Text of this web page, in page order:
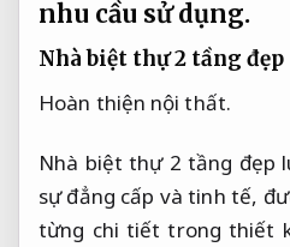
nhu cầu sử dụng.
Nhà biệt thự 2 tầng đẹp
Hoàn thiện nội thất.
Nhà biệt thự 2 tầng đẹp
sự đẳng cấp và tinh tế,
từng chi tiết trong thiết